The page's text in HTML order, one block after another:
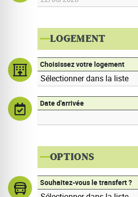
LOGEMENT
Choisissez votre logement
Date d'arrivée
OPTIONS
Souhaitez-vous le transfert ?